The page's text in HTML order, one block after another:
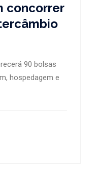
concorrer
90 bolsas
hospedagem e